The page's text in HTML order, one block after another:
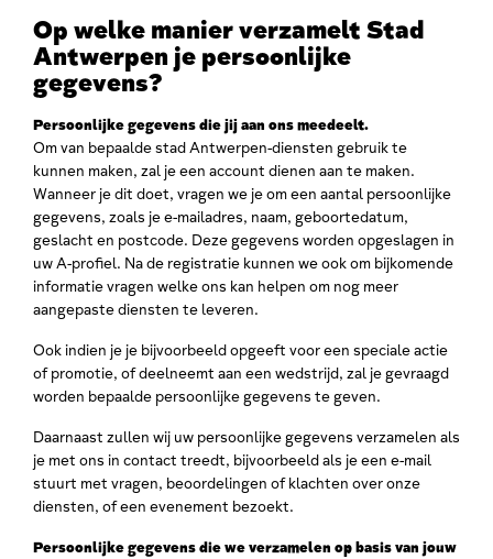
Op welke manier verzamelt Stad
Antwerpen je persoonlijke
gegevens?
Persoonlijke gegevens die jij aan ons meedeelt.
Om van bepaalde stad Antwerpen-diensten gebruik te
kunnen maken, zal je een account dienen aan te maken.
Wanneer je dit doet, vragen we je om een aantal persoonlijke
gegevens, zoals je e-mailadres, naam, geboortedatum,
geslacht en postcode. Deze gegevens worden opgeslagen in
uw A-profiel. Na de registratie kunnen we ook om bijkomende
informatie vragen welke ons kan helpen om nog meer
aangepaste diensten te leveren.
Ook indien je je bijvoorbeeld opgeeft voor een speciale actie
of promotie, of deelneemt aan een wedstrijd, zal je gevraagd
worden bepaalde persoonlijke gegevens te geven.
Daarnaast zullen wij uw persoonlijke gegevens verzamelen als
je met ons in contact treedt, bijvoorbeeld als je een e-mail
stuurt met vragen, beoordelingen of klachten over onze
diensten, of een evenement bezoekt.
Persoonlijke gegevens die we verzamelen op basis van jouw